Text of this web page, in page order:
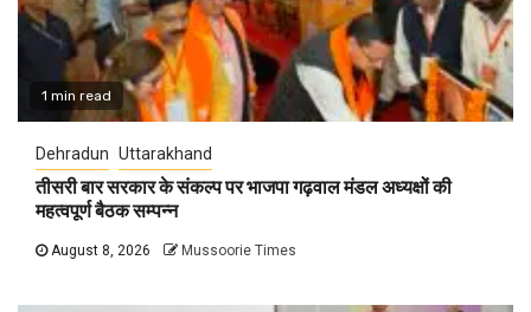
1 min read
Dehradun Uttarakhand
तीसरी बार सरकार के संकल्प पर भाजपा गढ़वाल मंडल अध्यक्षों की
महत्वपूर्ण बैठक सम्पन्न
August 8, 2026 Mussoorie Times